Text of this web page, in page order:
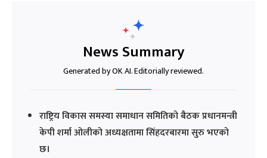
News Summary
Generated by OK AI. Editorially reviewed.
राष्ट्रिय विकास समस्या समाधान समितिको बैठक प्रधानमन्त्री
केपी शर्मा ओलीको अध्यक्षतामा सिंहदरबारमा सुरु भएको
छ।